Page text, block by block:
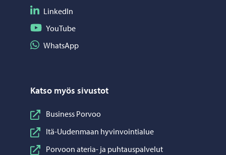
Seuraa LinkedIn
LinkedIn
Seuraa YouTube
YouTube
Jaa WhatsApp
WhatsApp
Katso myös sivustot
Business Porvoo
Itä-Uudenmaan hyvinvointialue
Porvoon ateria- ja puhtauspalvelut